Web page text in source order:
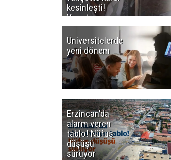
kesinleşti!
Yargıtay
cezaları onadı
Üniversitelerde
yeni dönem
Erzincan'da
alarm veren
tablo! Nüfus
düşüşü
sürüyor